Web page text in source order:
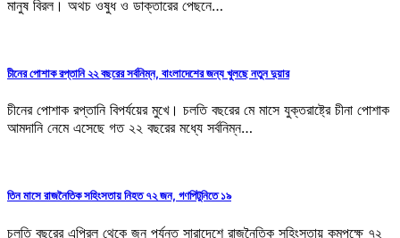
মানুষ বিরল। অথচ ওষুধ ও ডাক্তারের পেছনে…
চীনের পোশাক রপ্তানি ২২ বছরের সর্বনিম্ন, বাংলাদেশের জন্য খুলছে নতুন দুয়ার
চীনের পোশাক রপ্তানি বিপর্যয়ের মুখে। চলতি বছরের মে মাসে যুক্তরাষ্ট্রে চীনা পোশাক
আমদানি নেমে এসেছে গত ২২ বছরের মধ্যে সর্বনিম্ন…
তিন মাসে রাজনৈতিক সহিংসতায় নিহত ৭২ জন, গণপিটুনিতে ১৯
চলতি বছরের এপ্রিল থেকে জুন পর্যন্ত সারাদেশে রাজনৈতিক সহিংসতায় কমপক্ষে ৭২